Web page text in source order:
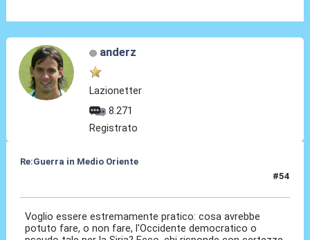
anderz
Lazionetter
8.271
Registrato
Re:Guerra in Medio Oriente
#54
Voglio essere estremamente pratico: cosa avrebbe
potuto fare, o non fare, l'Occidente democratico o